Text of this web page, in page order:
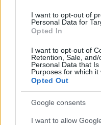
I want to opt-out of
Personal Data for
Opted In
I want to opt-out of
Retention, Sale,
Personal Data that
Purposes for which it
Opted Out
Google consents
I want to allow